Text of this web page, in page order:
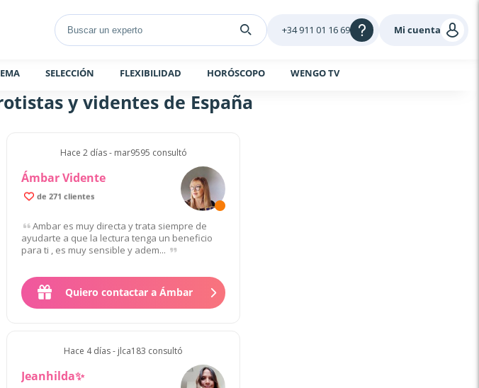
Mi cuenta
+34 911 01 16 69
SELECCIÓN FLEXIBILIDAD HORÓSCOPO WENGO TV
y videntes de España
Hace 2 días - mar9595 consultó
Ámbar Vidente
de 271 clientes
Ambar es muy directa y trata siempre de
ayudarte a que la lectura tenga un beneficio
para ti , es muy sensible y adem...
Quiero contactar a Ámbar
Hace 4 días - jlca183 consultó
Jeanhilda✨